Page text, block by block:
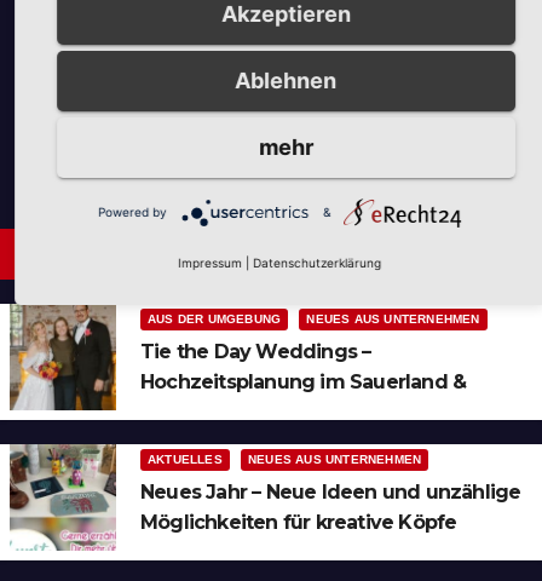
Unsere Partner
Neues aus Unternehmen
AUS DER UMGEBUNG NEUES AUS UNTERNEHMEN
Tie the Day Weddings –
Hochzeitsplanung im Sauerland &
AKTUELLES NEUES AUS UNTERNEHMEN
Neues Jahr – Neue Ideen und unzählige
Möglichkeiten für kreative Köpfe
Akzeptieren
Ablehnen
mehr
Powered by &
Impressum Datenschutzerklärung